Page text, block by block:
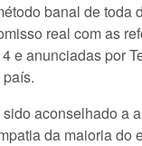
banal de
real com as
e anunciadas por
aconselhado a
da maioria